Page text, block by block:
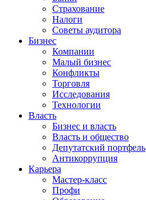
Страхование
Налоги
Советы аудитора
Бизнес
Компании
Малый бизнес
Конфликты
Торговля
Исследования
Технологии
Власть
Бизнес и власть
Власть и общество
Депутатский портфель
Антикоррупция
Карьера
Мастер-класс
Профи